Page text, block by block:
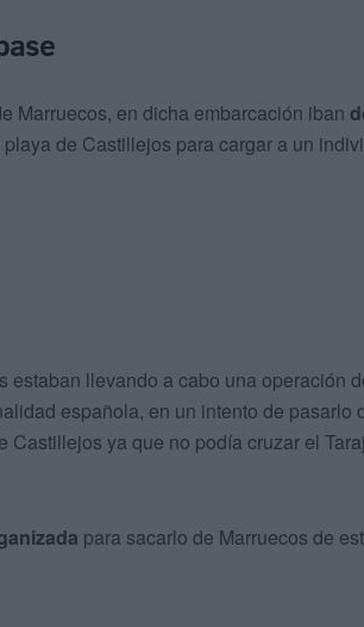
Marruecos, en dicha embarcación iban
de Castillejos para cargar a un
estaban llevando a cabo una operación
española, en un intento de pasarlo
Castillejos ya que no podía cruzar el
para sacarlo de Marruecos de